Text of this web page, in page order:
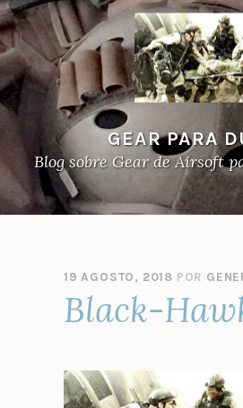
GEAR PARA
Blog sobre Gear de Airsoft
19 AGOSTO, 2018 POR
Black-